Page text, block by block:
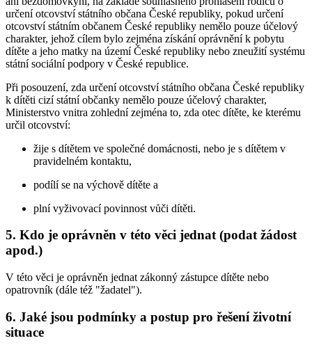
určení otcovství státního občana České republiky, pokud určení
otcovství státním občanem České republiky nemělo pouze účelový
charakter, jehož cílem bylo zejména získání oprávnění k pobytu
dítěte a jeho matky na území České republiky nebo zneužití systému
státní sociální podpory v České republice.
Při posouzení, zda určení otcovství státního občana České republiky
k dítěti cizí státní občanky nemělo pouze účelový charakter,
Ministerstvo vnitra zohlední zejména to, zda otec dítěte, ke kterému
určil otcovství:
žije s dítětem ve společné domácnosti, nebo je s dítětem v
pravidelném kontaktu,
podílí se na výchově dítěte a
plní vyživovací povinnost vůči dítěti.
5. Kdo je oprávněn v této věci jednat (podat žádost
apod.)
V této věci je oprávněn jednat zákonný zástupce dítěte nebo
opatrovník (dále též "žadatel").
6. Jaké jsou podmínky a postup pro řešení životní
situace